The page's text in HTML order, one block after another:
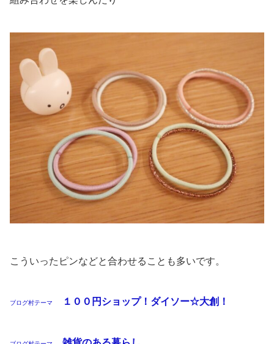
こういったピンなどと合わせることも多いです。
ブログ村テーマ １００円ショップ！ダイソー☆大創！